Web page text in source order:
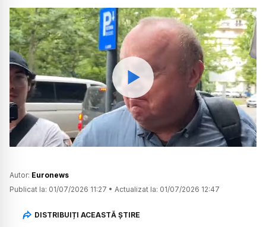
Watch
Autor: Euronews
Publicat la: 01/07/2026 11:27 • Actualizat la: 01/07/2026 12:47
DISTRIBUIȚI ACEASTĂ ȘTIRE